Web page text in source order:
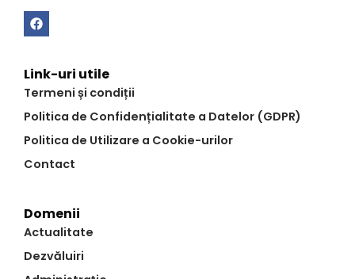
Link-uri utile
Termeni și condiții
Politica de Confidențialitate a Datelor (GDPR)
Politica de Utilizare a Cookie-urilor
Contact
Domenii
Actualitate
Dezvăluiri